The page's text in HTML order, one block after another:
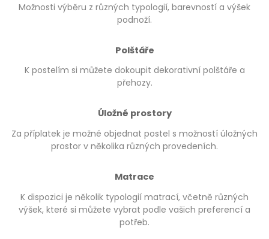
Možnosti výběru z různých typologií, barevností a výšek
podnoží.
Polštáře
K postelím si můžete dokoupit dekorativní polštáře a
přehozy.
Úložné prostory
Za příplatek je možné objednat postel s možností úložných
prostor v několika různých provedeních.
Matrace
K dispozici je několik typologií matrací, včetně různých
výšek, které si můžete vybrat podle vašich preferencí a
potřeb.